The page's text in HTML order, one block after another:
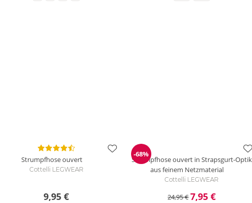
Strumpfhose ouvert
Cottelli LEGWEAR
9,95 €
Reduzierung
-68%
Strumpfhose ouvert in Strapsgurt-Optik
aus feinem Netzmaterial
Cottelli LEGWEAR
24,95 €7,95 €